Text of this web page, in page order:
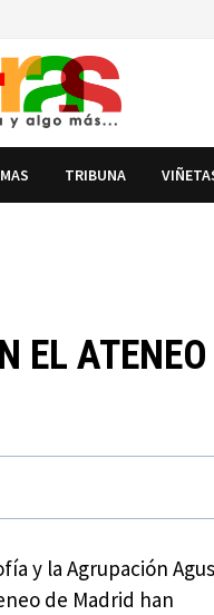
TRIBUNA
EL ATENEO
y la Agrupación
de Madrid han